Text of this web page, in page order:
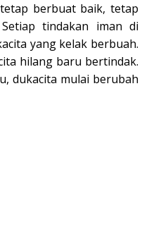
berbuat baik, tetap
tindakan iman di
yang kelak berbuah.
hilang baru bertindak.
dukacita mulai berubah